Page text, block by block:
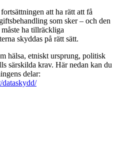
att ha rätt att få
som sker – och den
ha tillräckliga
skyddas på rätt sätt.
hälsa, etniskt ursprung, politisk
särskilda krav. Här nedan kan du
delar:
dataskydd/